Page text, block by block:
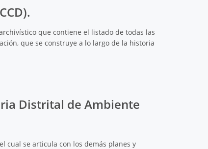
que contiene el listado de todas las
que se construye a lo largo de la historia
Distrital de Ambiente
cual se articula con los demás planes y